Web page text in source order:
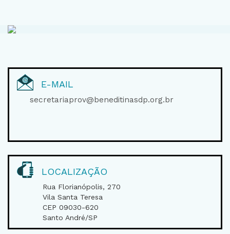
E-MAIL
secretariaprov@beneditinasdp.org.br
LOCALIZAÇÃO
Rua Florianópolis, 270
Vila Santa Teresa
CEP 09030-620
Santo André/SP